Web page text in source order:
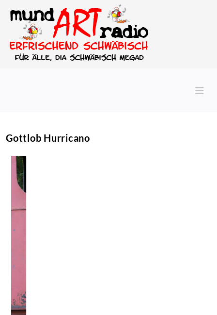
Gottlob Hurricano